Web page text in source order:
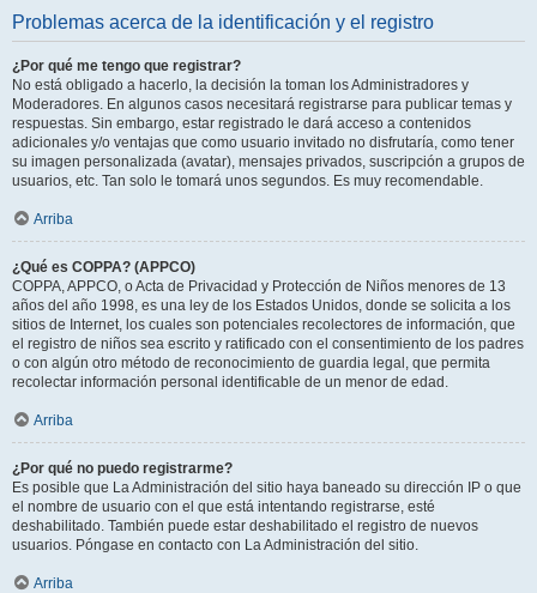
Problemas acerca de la identificación y el registro
¿Por qué me tengo que registrar?
No está obligado a hacerlo, la decisión la toman los Administradores y
Moderadores. En algunos casos necesitará registrarse para publicar temas y
respuestas. Sin embargo, estar registrado le dará acceso a contenidos
adicionales y/o ventajas que como usuario invitado no disfrutaría, como tener
su imagen personalizada (avatar), mensajes privados, suscripción a grupos de
usuarios, etc. Tan solo le tomará unos segundos. Es muy recomendable.
Arriba
¿Qué es COPPA? (APPCO)
COPPA, APPCO, o Acta de Privacidad y Protección de Niños menores de 13
años del año 1998, es una ley de los Estados Unidos, donde se solicita a los
sitios de Internet, los cuales son potenciales recolectores de información, que
el registro de niños sea escrito y ratificado con el consentimiento de los padres
o con algún otro método de reconocimiento de guardia legal, que permita
recolectar información personal identificable de un menor de edad.
Arriba
¿Por qué no puedo registrarme?
Es posible que La Administración del sitio haya baneado su dirección IP o que
el nombre de usuario con el que está intentando registrarse, esté
deshabilitado. También puede estar deshabilitado el registro de nuevos
usuarios. Póngase en contacto con La Administración del sitio.
Arriba